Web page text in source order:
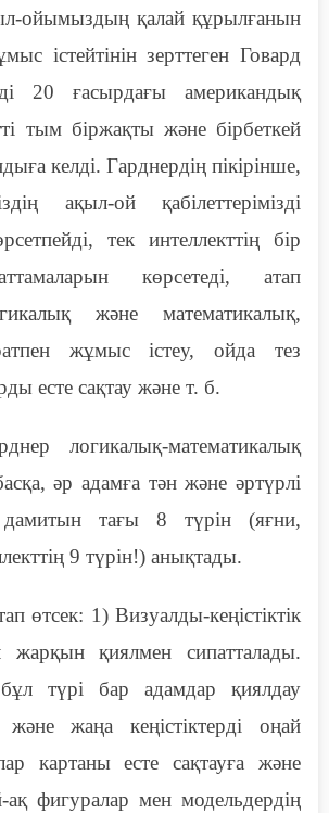
ойымыздың қалай құрылғанын
істейтінін зерттеген Говард
20 ғасырдағы американдық
тым біржақты және бірбеткей
келді. Гарднердің пікірінше,
ақыл-ой қабілеттерімізді
тек интеллекттің бір
көрсетеді, атап
және математикалық,
жұмыс істеу, ойда тез
есте сақтау және т. б.
логикалық-математикалық
әр адамға тән және әртүрлі
дамитын тағы 8 түрін (яғни,
9 түрін!) анықтады.
өтсек: 1)Визуалды-кеңістіктік
жарқын қиялмен сипатталады.
бұл түрі бар адамдар қиялдау
және жаңа кеңістіктерді оңай
картаны есте сақтауға және
ақ фигуралар мен модельдердің